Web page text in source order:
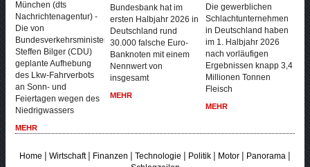
München (dts
Nachrichtenagentur) -
Die von
Bundesverkehrsminister
Steffen Bilger (CDU)
geplante Aufhebung
des Lkw-Fahrverbots
an Sonn- und
Feiertagen wegen des
Niedrigwassers
MEHR
Bundesbank hat im
ersten Halbjahr 2026 in
Deutschland rund
30.000 falsche Euro-
Banknoten mit einem
Nennwert von
insgesamt
MEHR
Die gewerblichen
Schlachtunternehmen
in Deutschland haben
im 1. Halbjahr 2026
nach vorläufigen
Ergebnissen knapp 3,4
Millionen Tonnen
Fleisch
MEHR
Home|Wirtschaft| Finanzen|Technologie| Politik| Motor| Panorama|